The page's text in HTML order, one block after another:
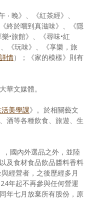
‧ 晚》、《紅茶經》、
終於嚐到真滋味》、《隱
•旅館》、《尋味•紅
《玩味》、《享樂，旅
詳情）；《家的模樣》則有
華文媒體。
美學課》。於相關藝文
酒等各種飲食、旅遊、生
，國內外選品之外，並陸
以及食材食品飲品醬料香料
經營者，之後歷經多月
年起不再參與任何營運
年七月放棄所有股份，原